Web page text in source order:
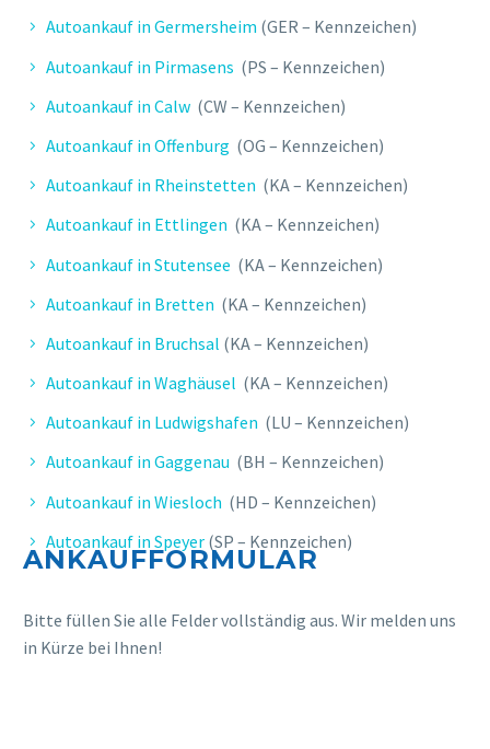
Autoankauf in Germersheim (GER – Kennzeichen)
Autoankauf in Pirmasens (PS – Kennzeichen)
Autoankauf in Calw (CW – Kennzeichen)
Autoankauf in Offenburg (OG – Kennzeichen)
Autoankauf in Rheinstetten (KA – Kennzeichen)
Autoankauf in Ettlingen (KA – Kennzeichen)
Autoankauf in Stutensee (KA – Kennzeichen)
Autoankauf in Bretten (KA – Kennzeichen)
Autoankauf in Bruchsal (KA – Kennzeichen)
Autoankauf in Waghäusel (KA – Kennzeichen)
Autoankauf in Ludwigshafen (LU – Kennzeichen)
Autoankauf in Gaggenau (BH – Kennzeichen)
Autoankauf in Wiesloch (HD – Kennzeichen)
Autoankauf in Speyer (SP – Kennzeichen)
ANKAUFFORMULAR
Bitte füllen Sie alle Felder vollständig aus. Wir melden uns
in Kürze bei Ihnen!